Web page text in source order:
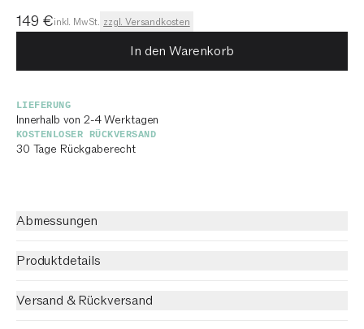
Aktueller Preis
149 €inkl. MwSt. zzgl. Versandkosten
In den Warenkorb
LIEFERUNG
Innerhalb von 2-4 Werktagen
KOSTENLOSER RÜCKVERSAND
30 Tage Rückgaberecht
Abmessungen
Produktdetails
Versand & Rückversand